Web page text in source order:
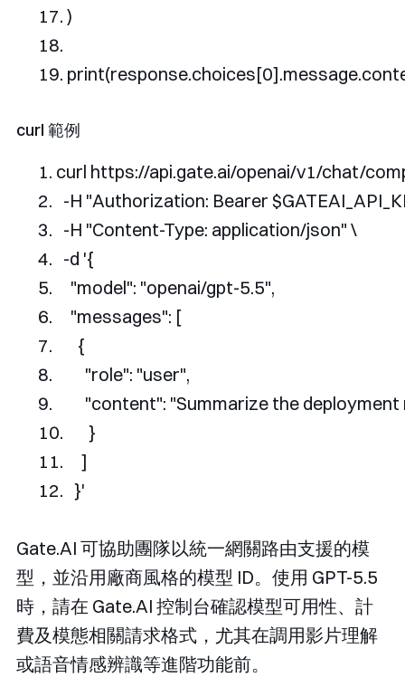
)
print(response.choices[0].message.
curl 範例
curl https://api.gate.ai/openai/v1/chat/
-H "Authorization: Bearer
-H "Content-Type: application/json" \
-d '{
    "model": "openai/gpt-5.5",
    "messages": [
      {
        "role": "user",
"content": "Summarize the deployment
      }
    ]
  }'
Gate.AI 可協助團隊以統一網關路由支援的模
型，並沿用廠商風格的模型 ID。使用 GPT-5.5
時，請在 Gate.AI 控制台確認模型可用性、計
費及模態相關請求格式，尤其在調用影片理解
或語音情感辨識等進階功能前。